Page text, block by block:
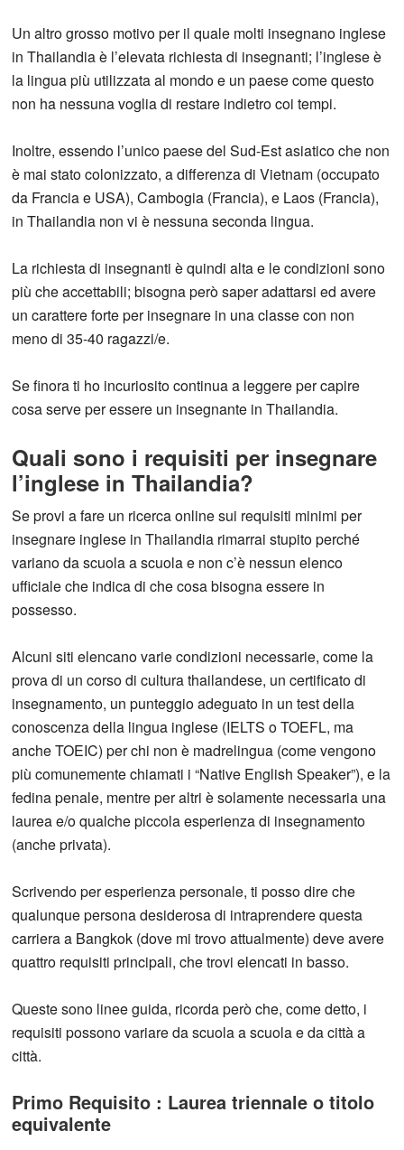
Un altro grosso motivo per il quale molti insegnano inglese
in Thailandia è l’elevata richiesta di insegnanti; l’inglese è
la lingua più utilizzata al mondo e un paese come questo
non ha nessuna voglia di restare indietro coi tempi.
Inoltre, essendo l’unico paese del Sud-Est asiatico che non
è mai stato colonizzato, a differenza di Vietnam (occupato
da Francia e USA), Cambogia (Francia), e Laos (Francia),
in Thailandia non vi è nessuna seconda lingua.
La richiesta di insegnanti è quindi alta e le condizioni sono
più che accettabili; bisogna però saper adattarsi ed avere
un carattere forte per insegnare in una classe con non
meno di 35-40 ragazzi/e.
Se finora ti ho incuriosito continua a leggere per capire
cosa serve per essere un insegnante in Thailandia.
Quali sono i requisiti per insegnare
l’inglese in Thailandia?
Se provi a fare un ricerca online sui requisiti minimi per
insegnare inglese in Thailandia rimarrai stupito perché
variano da scuola a scuola e non c’è nessun elenco
ufficiale che indica di che cosa bisogna essere in
possesso.
Alcuni siti elencano varie condizioni necessarie, come la
prova di un corso di cultura thailandese, un certificato di
insegnamento, un punteggio adeguato in un test della
conoscenza della lingua inglese (IELTS o TOEFL, ma
anche TOEIC) per chi non è madrelingua (come vengono
più comunemente chiamati i “Native English Speaker”), e la
fedina penale, mentre per altri è solamente necessaria una
laurea e/o qualche piccola esperienza di insegnamento
(anche privata).
Scrivendo per esperienza personale, ti posso dire che
qualunque persona desiderosa di intraprendere questa
carriera a Bangkok (dove mi trovo attualmente) deve avere
quattro requisiti principali, che trovi elencati in basso.
Queste sono linee guida, ricorda però che, come detto, i
requisiti possono variare da scuola a scuola e da città a
città.
Primo Requisito : Laurea triennale o titolo
equivalente